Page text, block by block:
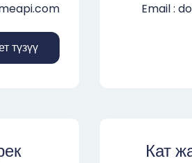
түзүү
Email :
Кат